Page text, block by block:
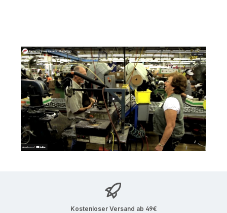
Kostenloser Versand ab 49€